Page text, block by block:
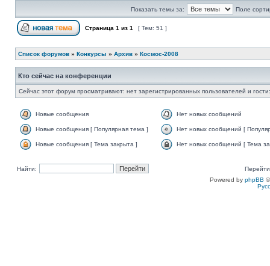
Показать темы за: Поле
Страница 1 из 1 [ Тем: 51 ]
Список форумов » Конкурсы » Архив » Космос-2008
Кто сейчас на конференции
Сейчас этот форум просматривают: нет зарегистрированных пользователей и
Новые сообщения Нет новых сообщений
Новые сообщения [ Популярная тема ] Нет новых сообщений [
Новые сообщения [ Тема закрыта ] Нет новых сообщений [ Тема
Найти:
Powered by phpBB